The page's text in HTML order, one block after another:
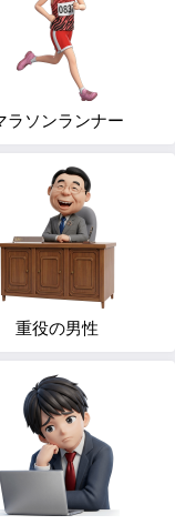
ラソンランナー
重役の男性